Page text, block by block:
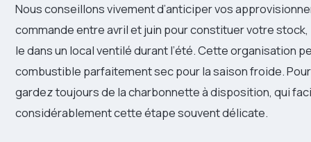
Nous conseillons vivement d’anticiper vos
commande entre avril et juin pour constituer votre
le dans un local ventilé durant l’été. Cette organisation
combustible parfaitement sec pour la saison froide. Pour
gardez toujours de la charbonnette à disposition, qui
considérablement cette étape souvent délicate.